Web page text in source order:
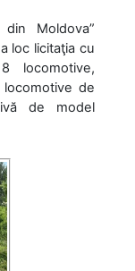
Moldova”
loc licitaţia cu
locomotive,
de
de model